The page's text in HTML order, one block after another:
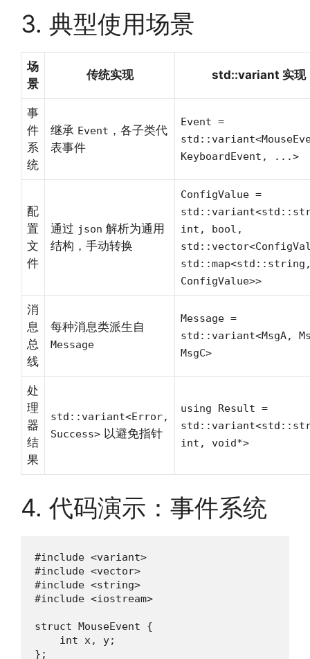
3. 典型使用场景
场
景
传统实现 std::variant 实现
事
件
系
统
继承 Event ，各子类代
表事件
Event =
KeyboardEvent, ...>
配
置
文
件
通过 json 解析为通用
结构，手动转换
ConfigValue =
int, bool,
ConfigValue>>
消
息
总
线
每种消息类派生自
Message
Message =
std::variant<MsgA,
MsgC>
处
理
器
结
果
std::variant<Error,
Success> 以避免指针
using Result =
int, void*>
4. 代码演示：事件系统
#include <variant>
#include <vector>
#include <string>
#include <iostream>
struct MouseEvent {
    int x, y;
};